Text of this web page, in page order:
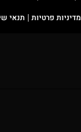
מדיניות פרטיות תנאי